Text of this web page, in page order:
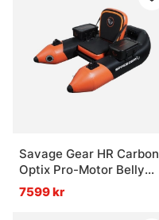
Savage Gear HR Carbon
Optix Pro-Motor Belly
Boat
7599 kr